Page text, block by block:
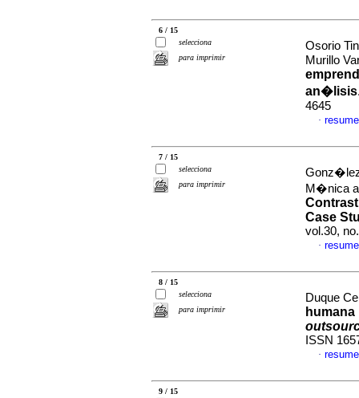
6 / 15
selecciona
para imprimir
Osorio
Murillo
an�lisis
4645
·
7 / 15
selecciona
para imprimir
M�nica
Case
vol.30,
·
8 / 15
selecciona
para imprimir
Duque
ISSN
·
9 / 15